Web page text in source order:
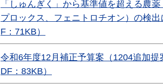
「しゅんぎく」から基準値を超える農
プロックス、フェニトロチオン）の検
F：71KB）
令和6年度12月補正予算案（1204追加提
DF：83KB）